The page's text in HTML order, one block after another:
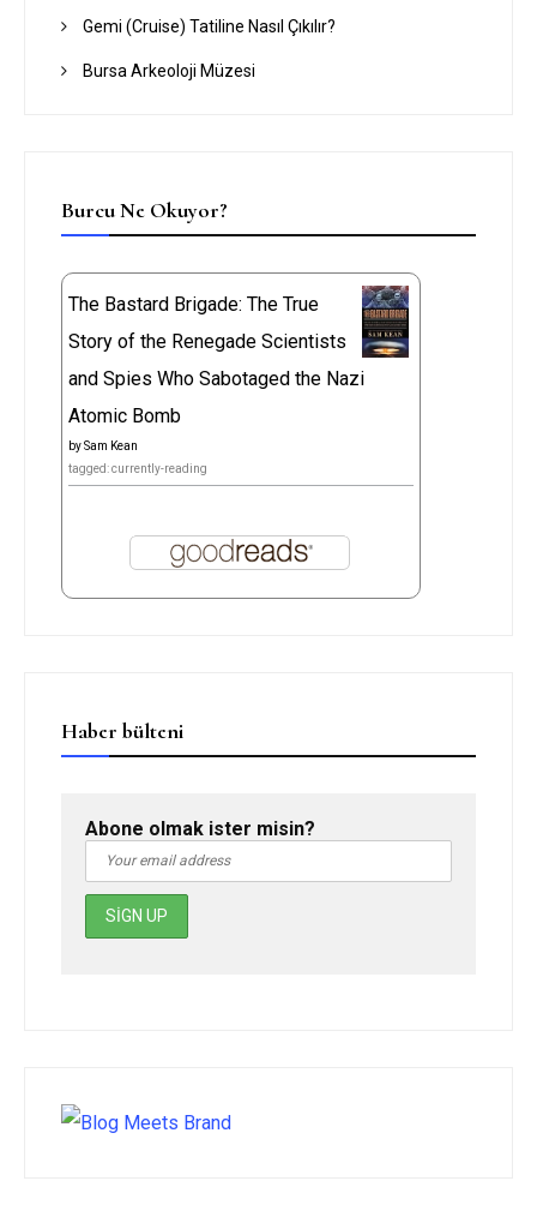
Gemi (Cruise) Tatiline Nasıl Çıkılır?
Bursa Arkeoloji Müzesi
Burcu Ne Okuyor?
The Bastard Brigade: The True
Story of the Renegade Scientists
and Spies Who Sabotaged the Nazi
Atomic Bomb
bySam Kean
tagged: currently-reading
Haber bülteni
Abone olmak ister misin?